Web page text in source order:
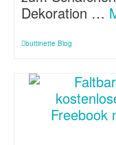
Dekoration …
buttinette Blog